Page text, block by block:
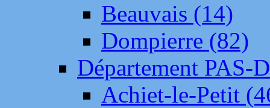
Beauvais (14)
Dompierre (82)
Département PAS-
Achiet-le-Petit